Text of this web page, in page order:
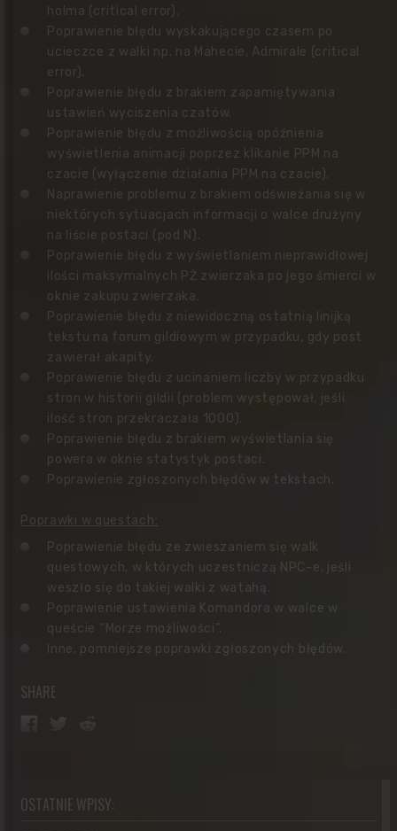
OSTATNIE WPISY:
holma (critical error).
Poprawienie błędu wyskakującego czasem po
ucieczce z walki np. na Mahecie, Admirale (critical
error).
Poprawienie błędu z brakiem zapamiętywania
ustawień wyciszenia czatów.
Poprawienie błędu z możliwością opóźnienia
wyświetlenia animacji poprzez klikanie PPM na
czacie (wyłączenie działania PPM na czacie).
Naprawienie problemu z brakiem odświeżania się w
niektórych sytuacjach informacji o walce drużyny
na liście postaci (pod N).
Poprawienie błędu z wyświetlaniem nieprawidłowej
ilości maksymalnych PŻ zwierzaka po jego śmierci w
oknie zakupu zwierzaka.
Poprawienie błędu z niewidoczną ostatnią linijką
tekstu na forum gildiowym w przypadku, gdy post
zawierał akapity.
Poprawienie błędu z ucinaniem liczby w przypadku
stron w historii gildii (problem występował, jeśli
ilość stron przekraczała 1000).
Poprawienie błędu z brakiem wyświetlania się
powera w oknie statystyk postaci.
Poprawienie zgłoszonych błędów w tekstach.
Poprawki w questach:
Poprawienie błędu ze zwieszaniem się walk
questowych, w których uczestniczą NPC-e, jeśli
weszło się do takiej walki z watahą.
Poprawienie ustawienia Komandora w walce w
queście “Morze możliwości”.
Inne, pomniejsze poprawki zgłoszonych błędów.
SHARE